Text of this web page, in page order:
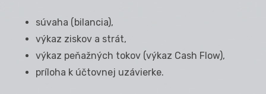
súvaha (bilancia),
výkaz ziskov a strát,
výkaz peňažných tokov (výkaz Cash Flow),
príloha k účtovnej uzávierke.